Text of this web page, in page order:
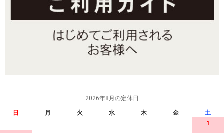
2026年8月の定休日
日 月 火 水 木 金
土
1